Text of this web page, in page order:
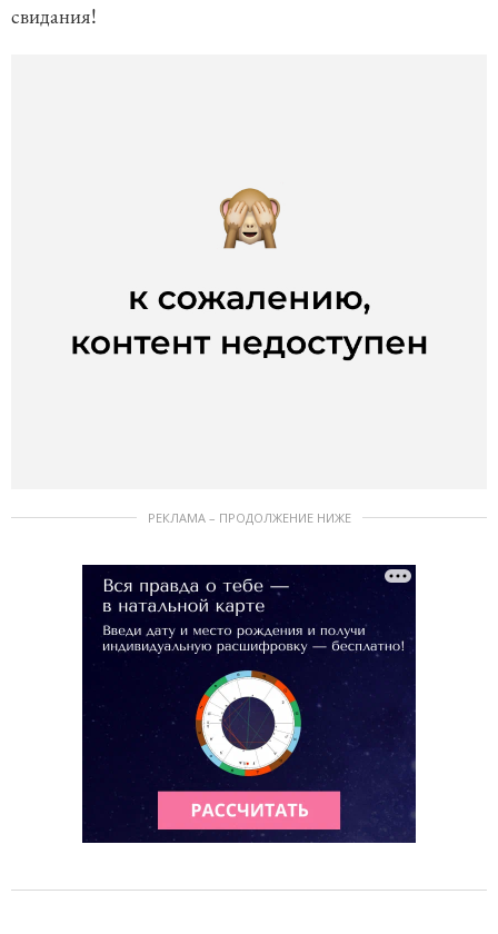
свидания!
РЕКЛАМА – ПРОДОЛЖЕНИЕ НИЖЕ